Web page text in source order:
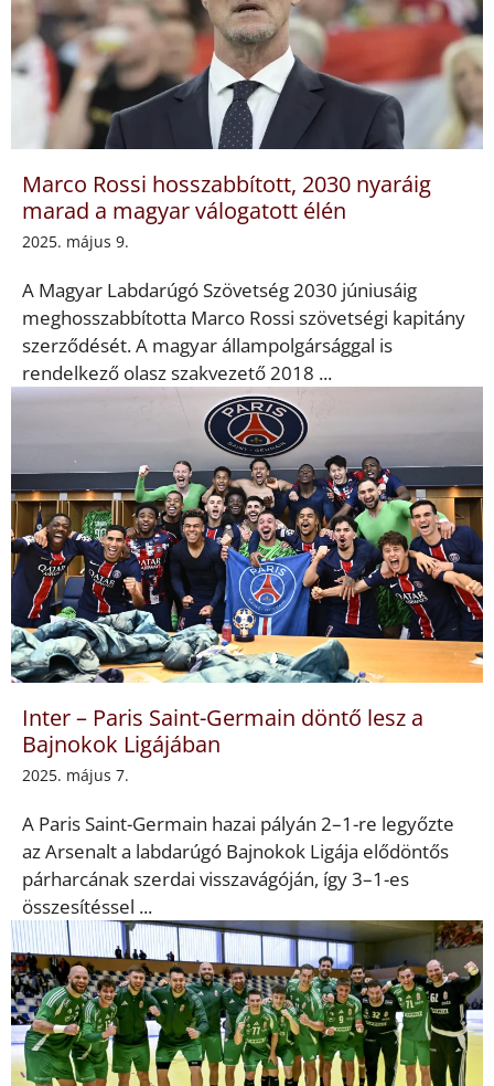
Marco Rossi hosszabbított, 2030 nyaráig
marad a magyar válogatott élén
2025. május 9.
A Magyar Labdarúgó Szövetség 2030 júniusáig
meghosszabbította Marco Rossi szövetségi kapitány
szerződését. A magyar állampolgársággal is
rendelkező olasz szakvezető 2018 ...
Inter – Paris Saint-Germain döntő lesz a
Bajnokok Ligájában
2025. május 7.
A Paris Saint-Germain hazai pályán 2–1-re legyőzte
az Arsenalt a labdarúgó Bajnokok Ligája elődöntős
párharcának szerdai visszavágóján, így 3–1-es
összesítéssel ...